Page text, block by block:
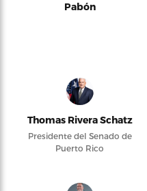
Pabón
Thomas Rivera Schatz
Presidente del Senado de
Puerto Rico